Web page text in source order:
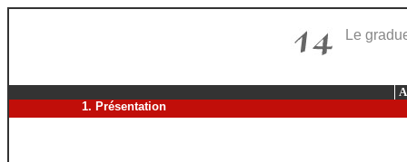
Le
1. Présentation